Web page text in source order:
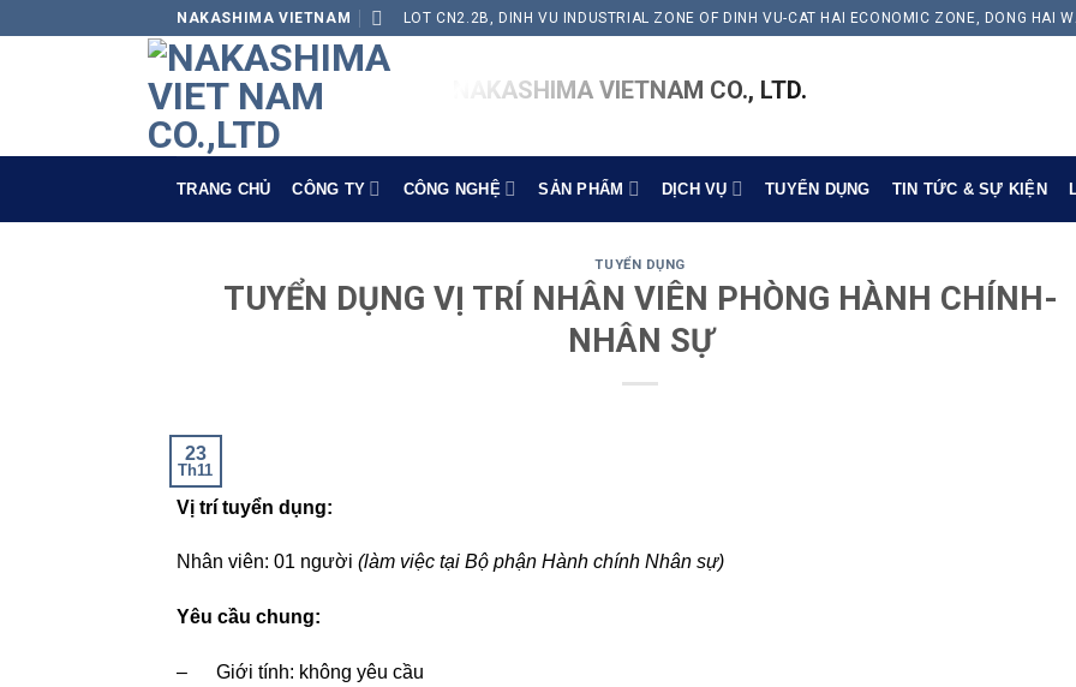
to
NAKASHIMA VIETNAM LOT CN2.2B, DINH VU INDUSTRIAL ZONE OF DINH VU-CAT HAI ECONOMIC ZONE, DONG HAI
NAKASHIMA VIETNAM CO., LTD.
TRANG CHỦ CÔNG TY CÔNG NGHỆ SẢN PHẨM DỊCH VỤ TUYỂN DỤNG TIN TỨC & SỰ KIỆN
TUYỂN DỤNG
TUYỂN DỤNG VỊ TRÍ NHÂN VIÊN PHÒNG HÀNH CHÍNH-
NHÂN SỰ
23
Th11
Vị trí tuyển dụng:
Nhân viên: 01 người (làm việc tại Bộ phận Hành chính Nhân sự)
Yêu cầu chung:
– Giới tính: không yêu cầu